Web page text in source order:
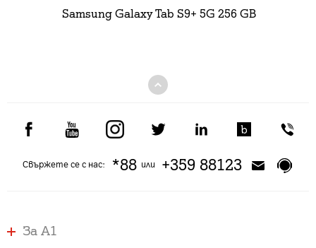
Samsung Galaxy Tab S9+ 5G 256 GB
Свържете се с нас: *88или +359 88123
За А1